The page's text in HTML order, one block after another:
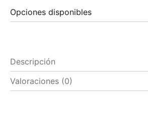
Opciones disponibles
Descripción
Valoraciones (0)